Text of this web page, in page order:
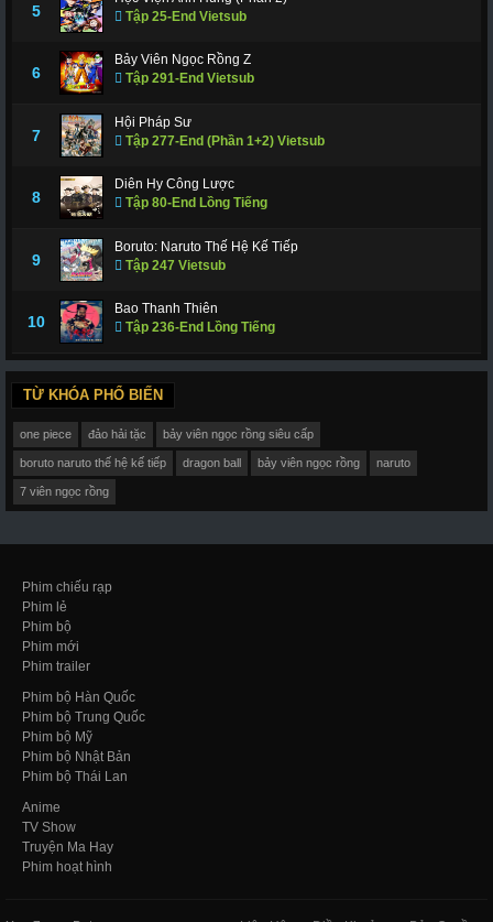
5
Tập 25-End Vietsub
6
Bảy Viên Ngọc Rồng Z
Tập 291-End Vietsub
7
Hội Pháp Sư
Tập 277-End (Phần 1+2) Vietsub
8
Diên Hy Công Lược
Tập 80-End Lồng Tiếng
9
Boruto: Naruto Thế Hệ Kế Tiếp
Tập 247 Vietsub
10
Bao Thanh Thiên
Tập 236-End Lồng Tiếng
TỪ KHÓA PHỔ BIẾN
one piece đảo hải tặc bảy viên ngọc rồng siêu cấp
boruto naruto thế hệ kế tiếp dragon ball bảy viên ngọc rồng naruto
7 viên ngọc rồng
Phim chiếu rạp
Phim lẻ
Phim bộ
Phim mới
Phim trailer
Phim bộ Hàn Quốc
Phim bộ Trung Quốc
Phim bộ Mỹ
Phim bộ Nhật Bản
Phim bộ Thái Lan
Anime
TV Show
Truyện Ma Hay
Phim hoạt hình